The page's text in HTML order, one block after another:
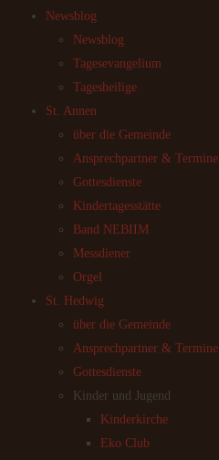
Newsblog
Newsblog
Tagesevangelium
Tagesheilige
St. Annen
über die Gemeinde
Ansprechpartner & Termine
Gottesdienste
Kindertagesstätte
Band NEBIIM
Messdiener
Orgel
St. Hedwig
über die Gemeinde
Ansprechpartner & Termine
Gottesdienste
Kinder und Jugend
Kinderkirche
Eko Club